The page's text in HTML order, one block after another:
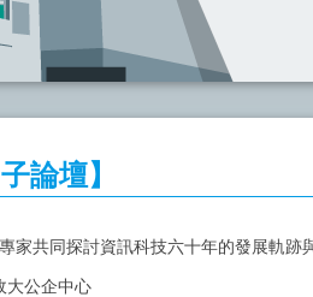
論壇】
家共同探討資訊科技六十年的發展軌跡
大公企中心